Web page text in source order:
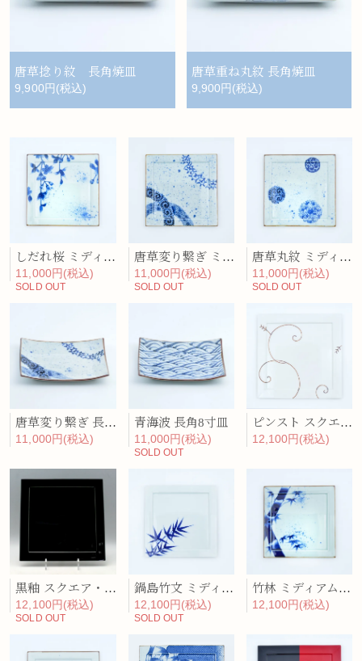
唐草捻り紋 長角焼皿
9,900円(税込)
唐草重ね丸紋 長角焼皿
9,900円(税込)
しだれ桜 ミディアム・プレート
11,000円(税込)
SOLD OUT
唐草変り繋ぎ ミディアム・プレート
11,000円(税込)
SOLD OUT
唐草丸紋 ミディアム・プレート
11,000円(税込)
SOLD OUT
唐草変り繋ぎ 長角8寸皿
11,000円(税込)
青海波 長角8寸皿
11,000円(税込)
SOLD OUT
ピンスト スクエア・ディナープレート
12,100円(税込)
黒釉 スクエア・ディナープレート
12,100円(税込)
SOLD OUT
鍋島竹文 ミディアム・プレート
12,100円(税込)
SOLD OUT
竹林 ミディアム・プレート
12,100円(税込)